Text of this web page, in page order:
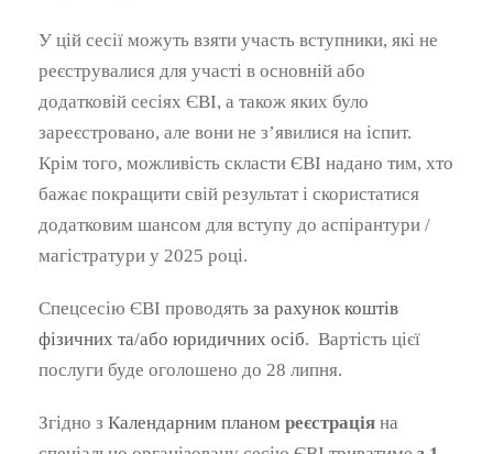
У цій сесії можуть взяти участь вступники, які не
реєструвалися для участі в основній або
додатковій сесіях ЄВІ, а також яких було
зареєстровано, але вони не з’явилися на іспит.
Крім того, можливість скласти ЄВІ надано тим, хто
бажає покращити свій результат і скористатися
додатковим шансом для вступу до аспірантури /
магістратури у 2025 році.
Спецсесію ЄВІ проводять за рахунок коштів
фізичних та/або юридичних осіб. Вартість цієї
послуги буде оголошено до 28 липня.
Згідно з Календарним планом реєстрація на